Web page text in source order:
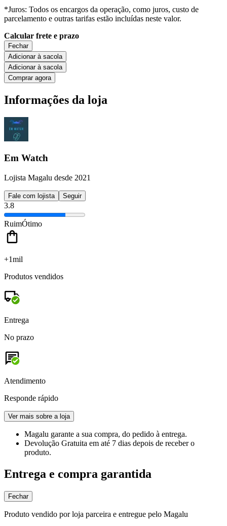
*Juros: Todos os encargos da operação, como juros, custo de
parcelamento e outras tarifas estão incluídas neste valor.
Calcular frete e prazo
Fechar
Adicionar à sacola
Adicionar à sacola
Comprar agora
Informações da loja
Em Watch
Lojista Magalu desde 2021
Fale com lojista Seguir
3.8
RuimÓtimo
+1mil
Produtos vendidos
Entrega
No prazo
Atendimento
Responde rápido
Ver mais sobre a loja
Magalu garante a sua compra, do pedido à entrega.
Devolução Gratuita em até 7 dias depois de receber o
produto.
Entrega e compra garantida
Fechar
Produto vendido por loja parceira e entregue pelo Magalu